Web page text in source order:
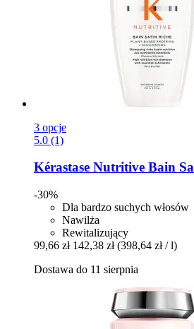
3 opcje
5.0 (1)
Kérastase Nutritive Bain
-30%
Dla bardzo suchych włosów
Nawilża
Rewitalizujący
99,66 zł 142,38 zł (398,64 zł / l)
Dostawa do 11 sierpnia